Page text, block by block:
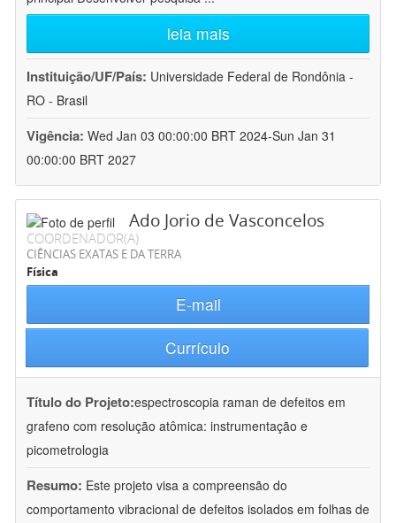
leia mais
Instituição/UF/País: Universidade Federal de Rondônia -
RO - Brasil
Vigência: Wed Jan 03 00:00:00 BRT 2024-Sun Jan 31
00:00:00 BRT 2027
Ado Jorio de Vasconcelos
COORDENADOR(A)
CIÊNCIAS EXATAS E DA TERRA
Física
E-mail
Currículo
Título do Projeto:espectroscopia raman de defeitos em
grafeno com resolução atômica: instrumentação e
picometrologia
Resumo: Este projeto visa a compreensão do
comportamento vibracional de defeitos isolados em folhas de